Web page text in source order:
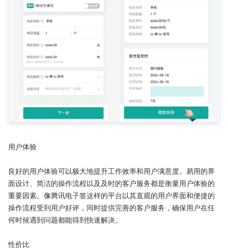
用户体验
良好的用户体验可以极大地提升工作效率和用户满意度。易用的界
面设计、简洁的操作流程以及及时的客户服务都是衡量用户体验的
重要因素。像腾讯电子签这样的平台以其直观的用户界面和便捷的
操作流程受到用户好评，同时提供完善的客户服务，确保用户在任
何时候遇到问题都能得到快速解决。
性价比